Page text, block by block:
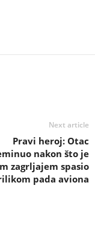
Next article
Pravi heroj: Otac
nakon što je
zagrljajem spasio
pada aviona